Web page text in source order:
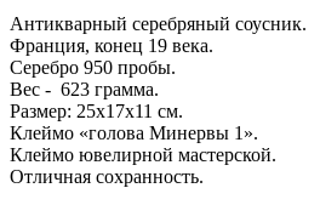
Антикварный серебряный соусник.
Франция, конец 19 века.
Серебро 950 пробы.
Вес - 623 грамма.
Размер: 25х17х11 см.
Клеймо «голова Минервы 1».
Клеймо ювелирной мастерской.
Отличная сохранность.